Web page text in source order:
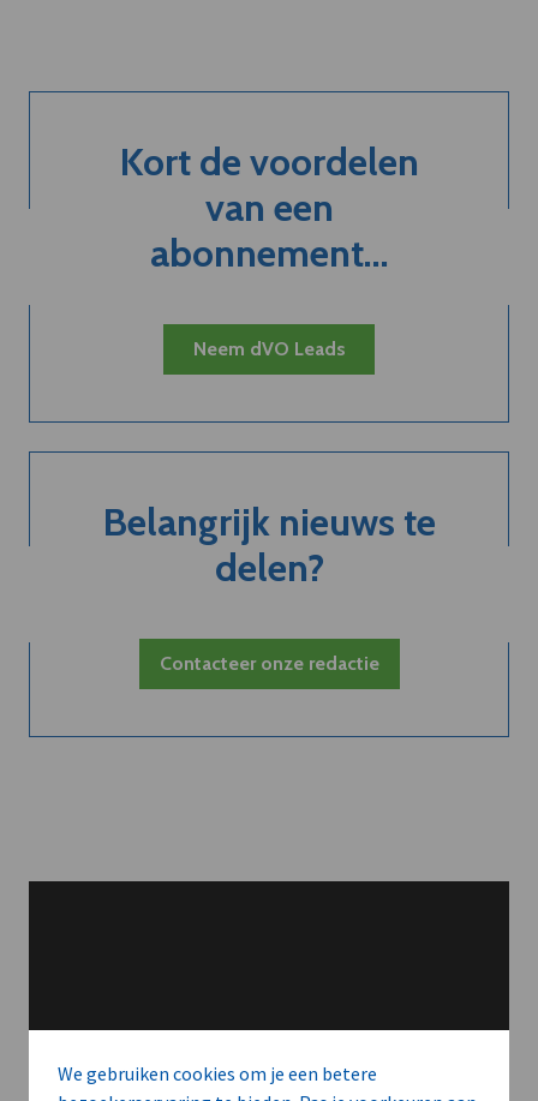
We gebruiken cookies om je een betere
Kort de voordelen
van een
abonnement...
Neem dVO Leads
Belangrijk nieuws te
delen?
Contacteer onze redactie